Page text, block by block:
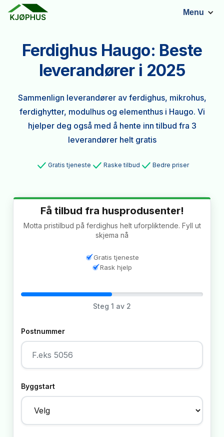
Menu
Ferdighus Haugo: Beste
leverandører i 2025
Sammenlign leverandører av ferdighus, mikrohus,
ferdighytter, modulhus og elementhus i Haugo. Vi
hjelper deg også med å hente inn tilbud fra 3
leverandører helt gratis
Gratis tjeneste Raske tilbud Bedre priser
Få tilbud fra husprodusenter!
Motta pristilbud på ferdighus helt uforpliktende. Fyll ut
skjema nå
Gratis tjeneste
Rask hjelp
Steg 1 av 2
Postnummer
Byggstart